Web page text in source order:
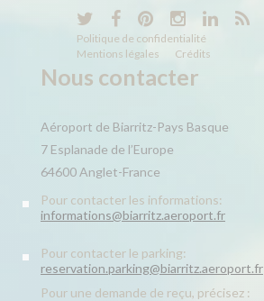
Politique de confidentialité
Mentions légales
Crédits
Nous contacter
Aéroport de Biarritz-Pays Basque
7 Esplanade de l’Europe
64600 Anglet-France
Pour contacter les informations:
informations@biarritz.aeroport.fr
Pour contacter le parking:
reservation.parking@biarritz.aeroport.fr
Pour une demande de reçu, précisez :